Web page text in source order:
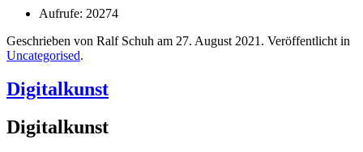
Aufrufe: 20274
Geschrieben von Ralf Schuh am 27. August 2021 . Veröffentlicht in
Uncategorised.
Digitalkunst
Digitalkunst